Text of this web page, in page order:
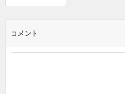
コメント